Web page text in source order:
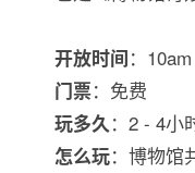
开放时间：
门票：免费
玩多久：2 - 4小
怎么玩：博物馆